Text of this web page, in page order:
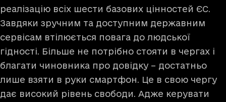
реалізацію всіх шести базових цінностей ЄС.
Завдяки зручним та доступним державним
сервісам втілюється повага до людської
гідності. Більше не потрібно стояти в чергах і
благати чиновника про довідку – достатньо
лише взяти в руки смартфон. Це в свою чергу
дає високий рівень свободи. Адже керувати